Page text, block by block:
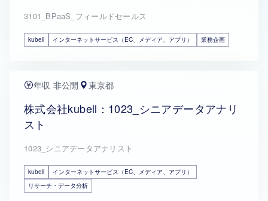
3101_BPaaS_フィールドセールス
kubell インターネットサービス（EC、メディア、アプリ） 業務企画
年収 非公開 東京都
株式会社kubell：1023_シニアデータアナリ
スト
1023_シニアデータアナリスト
kubell
インターネットサービス（EC、メディア、アプリ）
リサーチ・データ分析